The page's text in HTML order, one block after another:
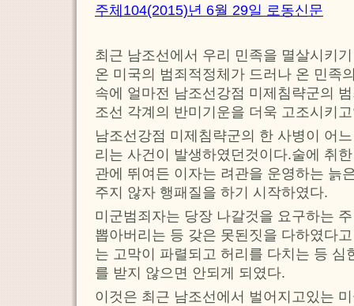
주체104(2015)년 6월 29일 로동신문
최근 남조선에서 우리 민족을 멸살시키
온 미국의 범죄적정체가 드러나 온 민족
속에 얼마전 남조선강점 미제침략군의
조선 각계의 반미기운을 더욱 고조시키
남조선강점 미제침략군의 한 사병이 어
리는 사건이 발생하였던것이다.술에 취
관에 뛰여든 이자는 려관을 운영하는 늙
주지 않자 행패질을 하기 시작하였다.
미군범죄자는 당장 나갈것을 요구하는
뽑아버리는 등 갖은 못된짓을 다하였다
는 고막이 파렬되고 허리를 다치는 등 심
를 받지 않으면 안되게 되였다.
이것은 최근 남조선에서 벌어지고있는